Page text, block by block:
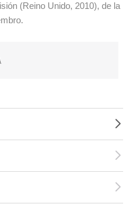
(Reino Unido, 2010), de la